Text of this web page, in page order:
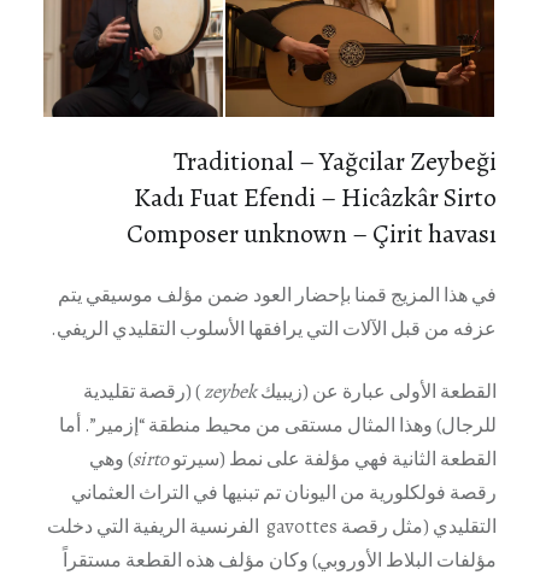
Traditional – Yağcilar Zeybeği
Kadı Fuat Efendi – Hicâzkâr Sirto
Composer unknown – Çirit havası
في هذا المزيج قمنا بإحضار العود ضمن مؤلف موسيقي يتم
عزفه من قبل الآلات التي يرافقها الأسلوب التقليدي الريفي.
القطعة الأولى عبارة عن (زيبيكzeybek) (رقصة تقليدية
للرجال) وهذا المثال مستقى من محيط منطقة “إزمير”. أما
القطعة الثانية فهي مؤلفة على نمط (سيرتوsirto) وهي
رقصة فولكلورية من اليونان تم تبنيها في التراث العثماني
التقليدي (مثل رقصة gavottes الفرنسية الريفية التي دخلت
مؤلفات البلاط الأوروبي) وكان مؤلف هذه القطعة مستقراً